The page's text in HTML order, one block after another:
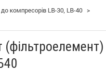
компресорів LB-30, LB-40 >